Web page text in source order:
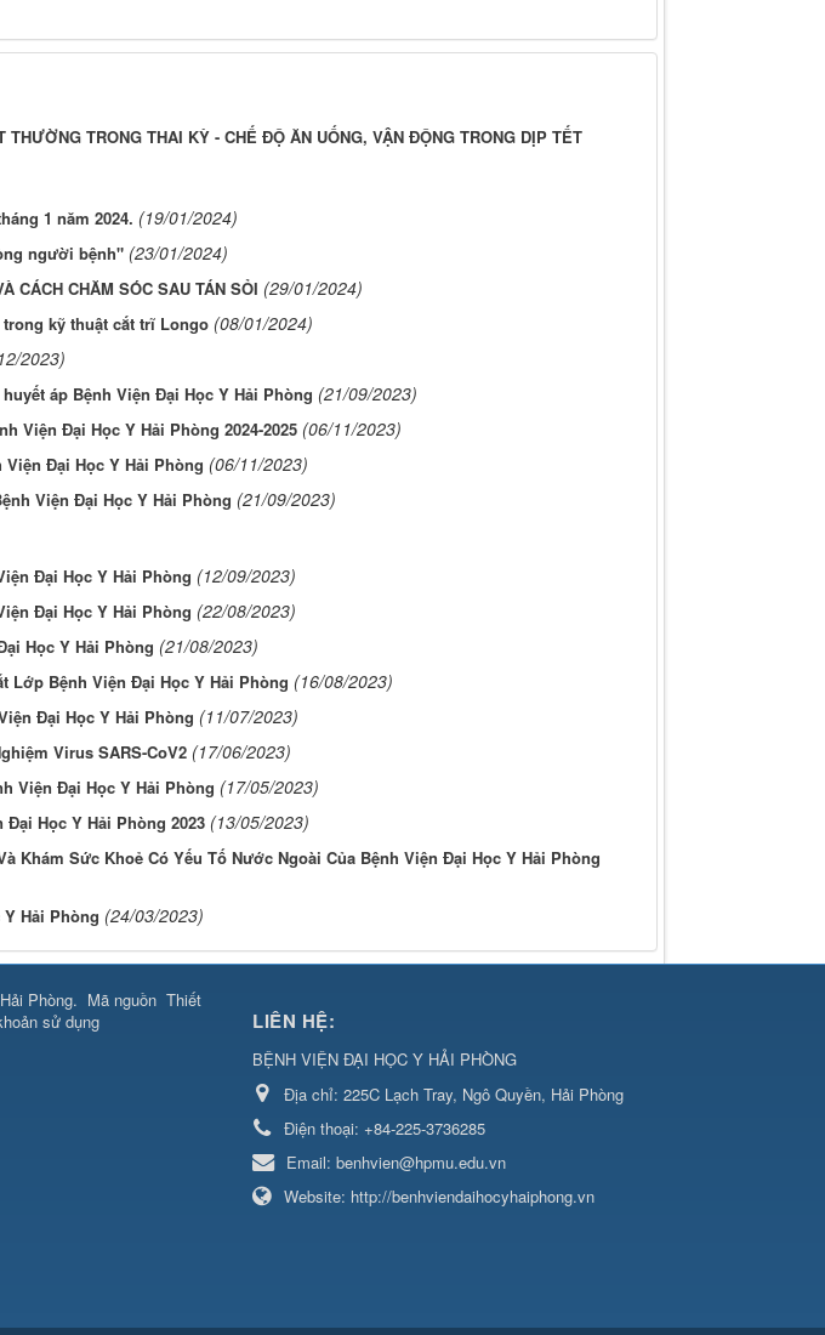
TRONG THAI KỲ - CHẾ ĐỘ ĂN UỐNG, VẬN ĐỘNG TRONG DỊP TẾT
1 năm 2024. (19/01/2024)
người bệnh" (23/01/2024)
CÁCH CHĂM SÓC SAU TÁN SỎI (29/01/2024)
kỹ thuật cắt trĩ Longo (08/01/2024)
2023)
áp Bệnh Viện Đại Học Y Hải Phòng (21/09/2023)
Viện Đại Học Y Hải Phòng 2024-2025 (06/11/2023)
Viện Đại Học Y Hải Phòng (06/11/2023)
Viện Đại Học Y Hải Phòng (21/09/2023)
Đại Học Y Hải Phòng (12/09/2023)
Đại Học Y Hải Phòng (22/08/2023)
Học Y Hải Phòng (21/08/2023)
Lớp Bệnh Viện Đại Học Y Hải Phòng (16/08/2023)
Đại Học Y Hải Phòng (11/07/2023)
Virus SARS-CoV2 (17/06/2023)
Viện Đại Học Y Hải Phòng (17/05/2023)
Học Y Hải Phòng 2023 (13/05/2023)
Khám Sức Khoẻ Có Yếu Tố Nước Ngoài Của Bệnh Viện Đại Học Y Hải Phòng
Hải Phòng (24/03/2023)
Phòng. Mã nguồn Thiết
sử dụng LIÊN HỆ:
BỆNH VIỆN ĐẠI HỌC Y HẢI PHÒNG
Địa chỉ: 225C Lạch Tray, Ngô Quyền, Hải Phòng
Điện thoại: +84-225-3736285
Email: benhvien@hpmu.edu.vn
Website: http://benhviendaihocyhaiphong.vn